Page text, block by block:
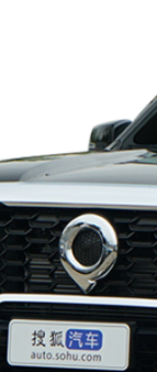
2023款（停售）